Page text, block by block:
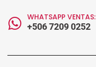
WHATSAPP VENTAS:
+506 7209 0252